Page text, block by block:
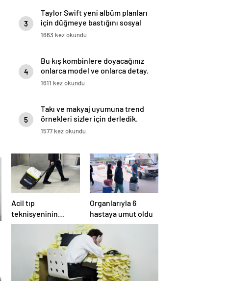
3
Taylor Swift yeni albüm planları
için düğmeye bastığını sosyal
medyadan duyurdu!
1663 kez okundu
4
Bu kış kombinlere doyacağınız
onlarca model ve onlarca detay.
1611 kez okundu
5
Takı ve makyaj uyumuna trend
örnekleri sizler için derledik.
1577 kez okundu
Acil tıp
teknisyeninin
organları 4 hastaya
Organlarıyla 6
hastaya umut oldu